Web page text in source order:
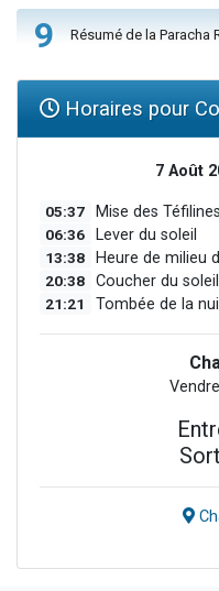
9 Résumé de la Paracha
Horaires pour
7 Août
05:37 Mise des Téfilines
06:36 Lever du soleil
13:38 Heure de milieu
20:38 Coucher du soleil
21:21 Tombée de la